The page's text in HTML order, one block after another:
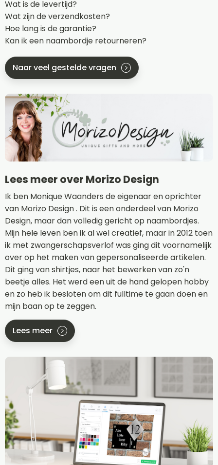
Wat is de levertijd?
Wat zijn de verzendkosten?
Hoe lang is de garantie?
Kan ik een naambordje retourneren?
Naar veel gestelde vragen
Lees meer over Morizo Design
Ik ben Monique Waanders de eigenaar en oprichter
van Morizo Design . Dit is een onderdeel van Morizo
Design, maar dan volledig gericht op naambordjes.
Mijn hele leven ben ik al wel creatief, maar in 2012 toen
ik met zwangerschapsverlof was ging dit voornamelijk
over op het maken van gepersonaliseerde artikelen.
Dit ging van shirtjes, naar het bewerken van zo'n
beetje alles. Het werd een uit de hand gelopen hobby
en zo heb ik besloten om dit fulltime te gaan doen en
mijn baan op te zeggen.
Lees meer